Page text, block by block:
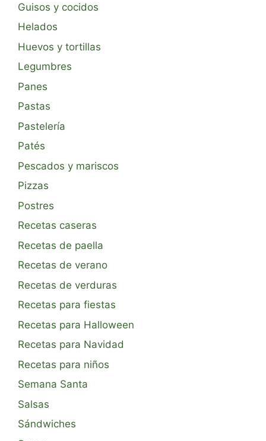
Guisos y cocidos
Helados
Huevos y tortillas
Legumbres
Panes
Pastas
Pastelería
Patés
Pescados y mariscos
Pizzas
Postres
Recetas caseras
Recetas de paella
Recetas de verano
Recetas de verduras
Recetas para fiestas
Recetas para Halloween
Recetas para Navidad
Recetas para niños
Semana Santa
Salsas
Sándwiches